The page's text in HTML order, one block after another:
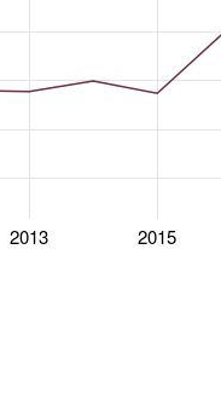
2013 2015